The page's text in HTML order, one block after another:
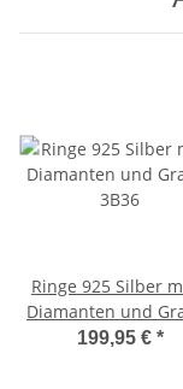
Ringe 925 Silber
Diamanten und
3B36
199,95 € *